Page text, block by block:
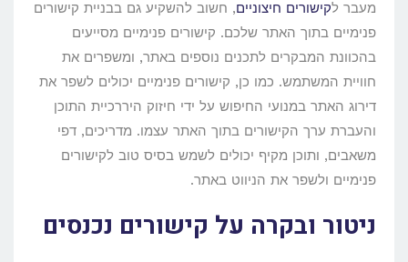
מעבר לקישורים חיצוניים, חשוב להשקיע גם בבניית קישורים
פנימיים בתוך האתר שלכם. קישורים פנימיים מסייעים
בהכוונת המבקרים לתכנים נוספים באתר, ומשפרים את
חוויית המשתמש. כמו כן, קישורים פנימיים יכולים לשפר את
דירוג האתר במנועי החיפוש על ידי חיזוק היררכיית התוכן
והעברת ערך הקישורים בתוך האתר עצמו. מדריכים, דפי
משאבים, ותוכן מקיף יכולים לשמש בסיס טוב לקישורים
פנימיים ולשפר את הניווט באתר.
ניטור ובקרה על קישורים נכנסים